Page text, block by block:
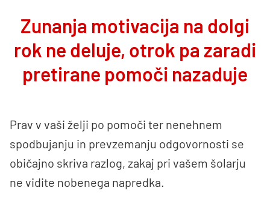
Zunanja motivacija na dolgi
rok ne deluje, otrok pa zaradi
pretirane pomoči nazaduje
Prav v vaši želji po pomoči ter nenehnem
spodbujanju in prevzemanju odgovornosti se
običajno skriva razlog, zakaj pri vašem šolarju
ne vidite nobenega napredka.